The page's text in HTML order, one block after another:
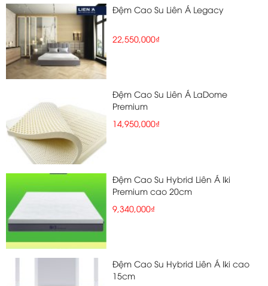
Đệm Cao Su Liên Á Legacy
22,550,000₫
Đệm Cao Su Liên Á LaDome
Premium
14,950,000₫
Đệm Cao Su Hybrid Liên Á Iki
Premium cao 20cm
9,340,000₫
Đệm Cao Su Hybrid Liên Á Iki cao
15cm